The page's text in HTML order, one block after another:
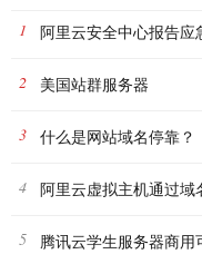
1 阿里云安全中心报告应
2 美国站群服务器
3 什么是网站域名停靠？
4 阿里云虚拟主机通过域
5 腾讯云学生服务器商用